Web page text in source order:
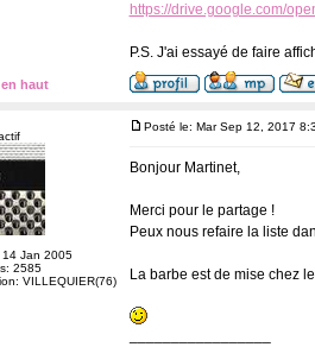
https://drive.google.com/
P.S. J'ai essayé de faire
haut
14 Jan 2005
2585
VILLEQUIER(76)
Posté le: Mar Sep 12, 2017
Bonjour Martinet,
Merci pour le partage !
Peux nous refaire la liste
La barbe est de mise chez